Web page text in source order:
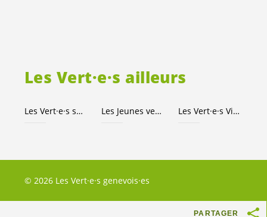
PARTAGER
Les Vert·e·s ailleurs
Les Vert·e·s suisses Les Jeunes vert-e-s Les Vert·e·s Ville de Genève
© 2026 Les Vert·e·s genevois·es